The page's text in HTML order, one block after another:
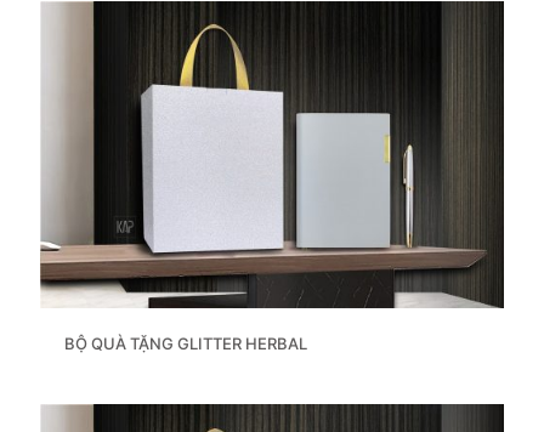
BỘ QUÀ TẶNG GLITTER HERBAL